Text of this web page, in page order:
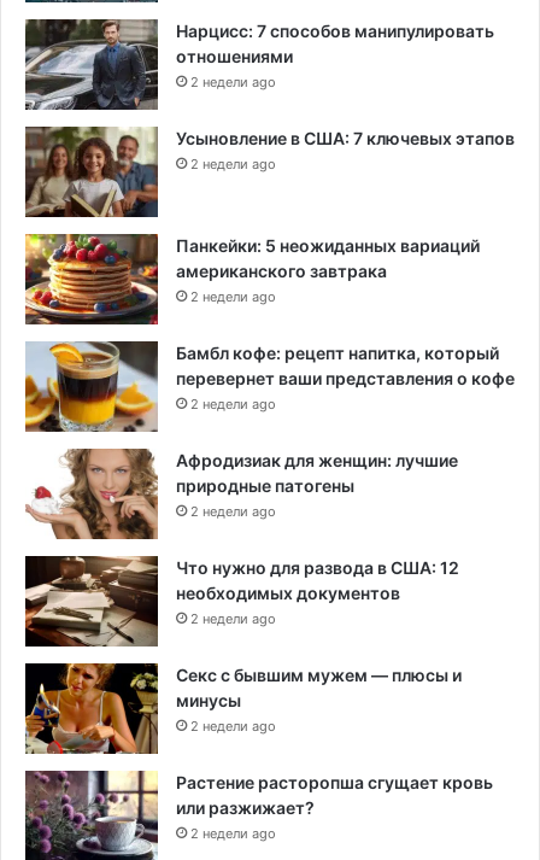
Нарцисс: 7 способов манипулировать
отношениями
2 недели ago
Усыновление в США: 7 ключевых этапов
2 недели ago
Панкейки: 5 неожиданных вариаций
американского завтрака
2 недели ago
Бамбл кофе: рецепт напитка, который
перевернет ваши представления о кофе
2 недели ago
Афродизиак для женщин: лучшие
природные патогены
2 недели ago
Что нужно для развода в США: 12
необходимых документов
2 недели ago
Секс с бывшим мужем — плюсы и
минусы
2 недели ago
Растение расторопша сгущает кровь
или разжижает?
2 недели ago